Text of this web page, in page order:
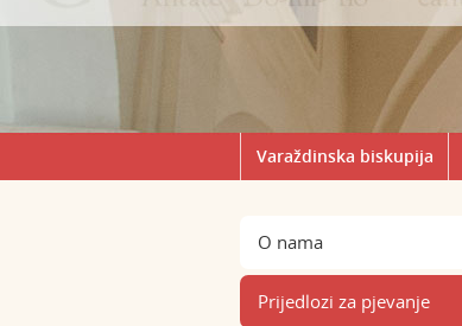
Varaždinska biskupija
O nama
Prijedlozi za pjevanje